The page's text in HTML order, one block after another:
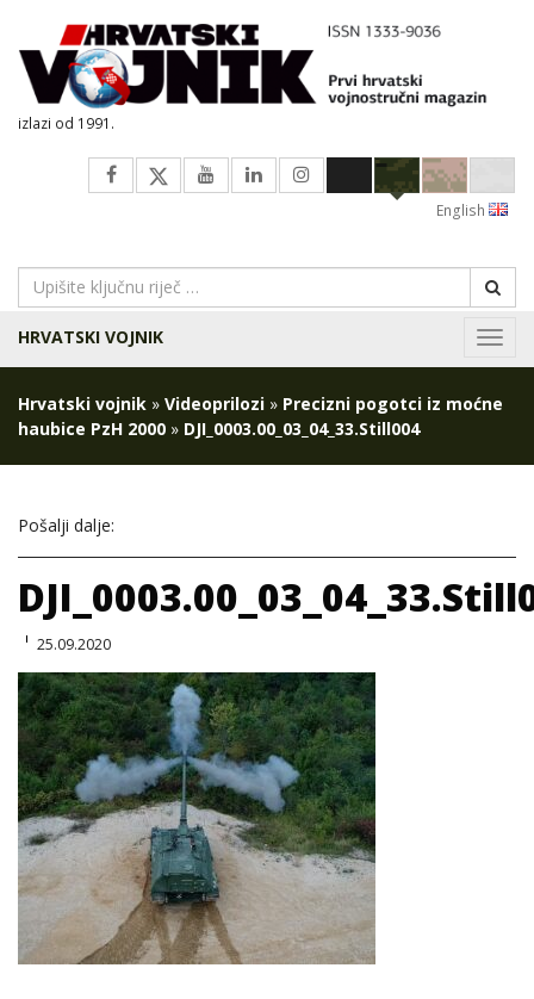
izlazi od 1991.
English
HRVATSKI VOJNIK
Hrvatski vojnik » Videoprilozi » Precizni pogotci iz moćne
haubice PzH 2000 » DJI_0003.00_03_04_33.Still004
Pošalji dalje:
25.09.2020